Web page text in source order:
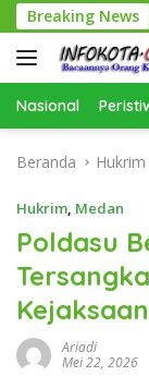
Langsung
ke
konten
Breaking News
Pemko Medan
Nasional
Beranda Hukrim
Hukrim, Medan
Poldasu
Kejaksaan
Ariadi
Mei 22, 2026